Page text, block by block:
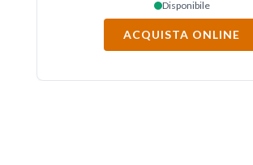
Disponibile
ACQUISTA ONLINE